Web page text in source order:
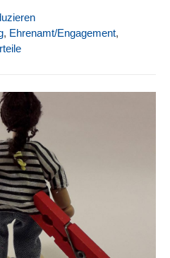
, Ehrenamt/Engagement,